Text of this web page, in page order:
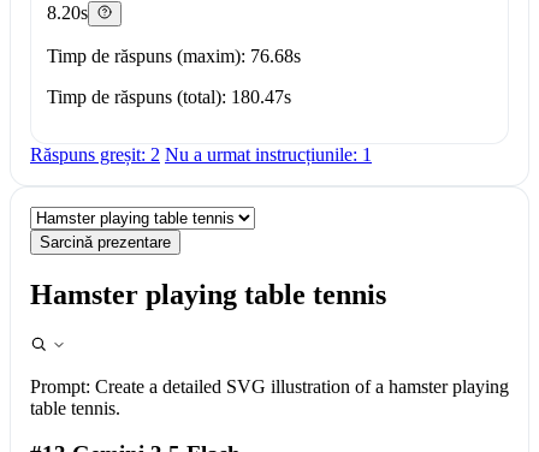
8.20s
Timp de răspuns (maxim): 76.68s
Timp de răspuns (total): 180.47s
Răspuns greșit: 2 Nu a urmat instrucțiunile: 1
Sarcină prezentare
Hamster playing table tennis
Prompt: Create a detailed SVG illustration of a hamster playing
table tennis.